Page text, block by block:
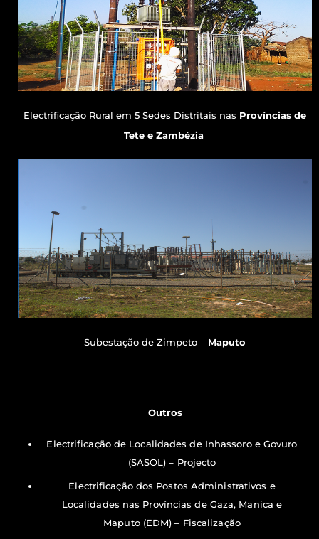
Electrificação Rural em 5 Sedes Distritais nas Províncias de
Tete e Zambézia
Subestação de Zimpeto – Maputo
Outros
Electrificação de Localidades de Inhassoro e Govuro
(SASOL) – Projecto
Electrificação dos Postos Administrativos e
Localidades nas Províncias de Gaza, Manica e
Maputo (EDM) – Fiscalização